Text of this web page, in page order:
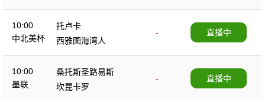
10:00
中北美杯
托卢卡
-
西雅图海湾人
直播中
10:00
墨联
桑托斯圣路易斯
-
坎昆卡罗
直播中